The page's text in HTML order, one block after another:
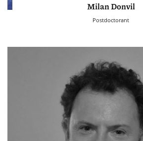
Milan Donvil
Postdoctorant